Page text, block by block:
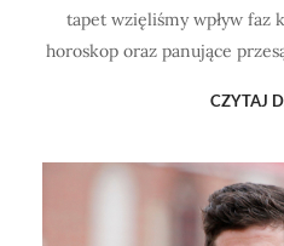
tapet wzięliśmy wpływ faz
horoskop oraz panujące
CZYTAJ